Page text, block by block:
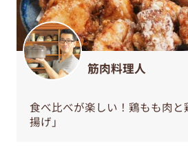
筋肉料理人
食べ比べが楽しい！鶏もも肉と
揚げ」